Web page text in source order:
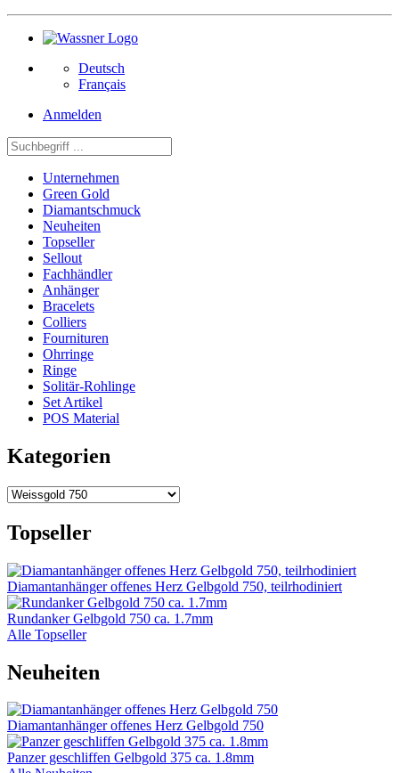
Deutsch
Français
Anmelden
Unternehmen
Green Gold
Diamantschmuck
Neuheiten
Topseller
Sellout
Fachhändler
Anhänger
Bracelets
Colliers
Fournituren
Ohrringe
Ringe
Solitär-Rohlinge
Set Artikel
POS Material
Kategorien
Topseller
Diamantanhänger offenes Herz Gelbgold 750, teilrhodiniert
Rundanker Gelbgold 750 ca. 1.7mm
Alle Topseller
Neuheiten
Diamantanhänger offenes Herz Gelbgold 750
Panzer geschliffen Gelbgold 375 ca. 1.8mm